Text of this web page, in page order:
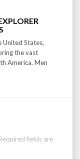
States,
the vast
America. Men
fields are